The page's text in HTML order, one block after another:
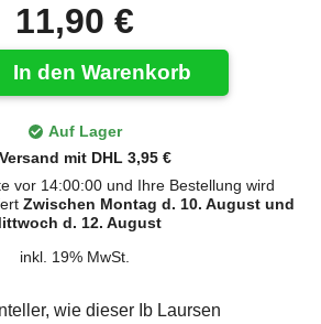
11,90 €
In den Warenkorb
Auf Lager
Versand mit DHL 3,95 €
vor 14:00:00 und Ihre Bestellung wird
Zwischen Montag d. 10. August und
d. 12. August
inkl. 19% MwSt.
wie dieser Ib Laursen